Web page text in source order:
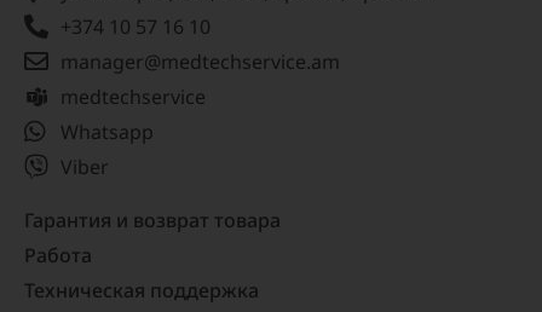
+374 10 57 16 10
manager@medtechservice.am
medtechservice
Whatsapp
Viber
Гарантия и возврат товара
Работа
Техническая поддержка